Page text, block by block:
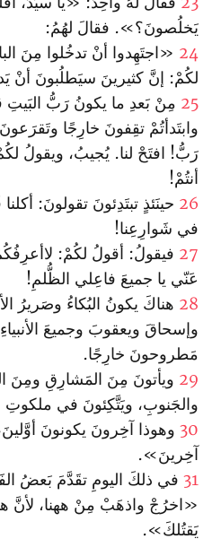
يَخلُصونَ؟». فقالَ لهُمُ:
24 «اجتَهِدوا أنْ تدخُلوا مِنَ
لكُمْ: إنَّ كثيرينَ سيَطلُبونَ أنْ
25 مِنْ بَعدِ ما يكونُ رَبُّ البَيتِ
وابتَدأتُمْ تقِفونَ خارِجًا
رَبُّ! افتَحْ لنا. يُجيبُ، ويقولُ
أنتُمْ!
26 حينَئذٍ تبتَدِئونَ تقولونَ:
في شَوارِعِنا!
27 فيقولُ: أقولُ لكُمْ:
عَنّي يا جميعَ فاعِلي الظُّلمِ!
28 هناكَ يكونُ البُكاءُ وصَريرُ
وإسحاقَ ويعقوبَ وجميعَ
مَطروحونَ خارِجًا.
29 ويأتونَ مِنَ المَشارِقِ ومِنَ
والجَنوبِ، ويَتَّكِئونَ في ملكوتِ
30 وهوذا آخِرونَ يكونونَ
آخِرينَ».
31 في ذلكَ اليومِ تقَدَّمَ بَعضُ
«اخرُجْ واذهَبْ مِنْ ههنا، لأنَّ
يَقتُلكَ».